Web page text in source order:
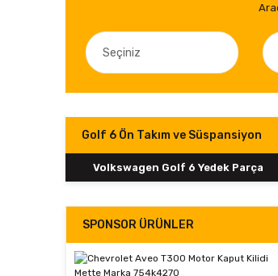
Golf 6 Ön Takım ve Süspansiyon
Volkswagen Golf 6 Yedek Parça
SPONSOR ÜRÜNLER